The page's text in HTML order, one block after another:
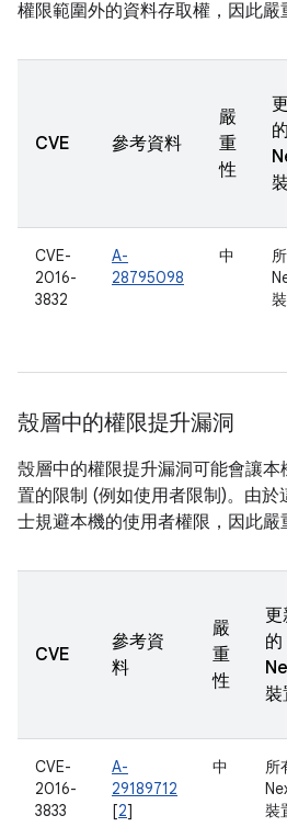
權限範圍外的資料存取權，因此嚴
CVE 參考資料
嚴
重
性
的
CVE-
2016-
3832
A-
28795098
中
殼層中的權限提升漏洞
殼層中的權限提升漏洞可能會讓
置的限制 (例如使用者限制)。由於
士規避本機的使用者權限，因此嚴
CVE
參考資
料
嚴
重
性
更
的
裝
CVE-
2016-
3833
A-
29189712
[2]
中
所
裝